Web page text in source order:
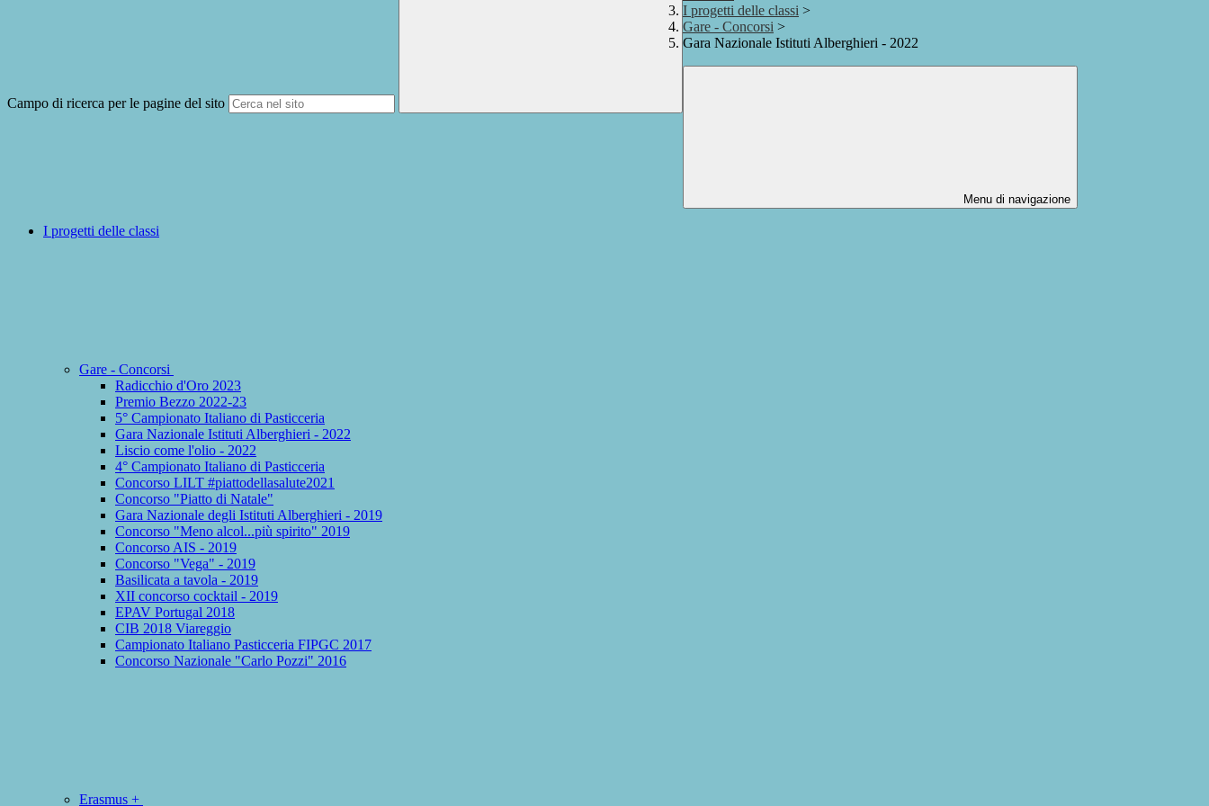
Campo di ricerca per le pagine del sito
I progetti delle classi >
Gare - Concorsi >
Gara Nazionale Istituti Alberghieri - 2022
Menu di navigazione
I progetti delle classi
Gare - Concorsi
Radicchio d'Oro 2023
Premio Bezzo 2022-23
5° Campionato Italiano di Pasticceria
Gara Nazionale Istituti Alberghieri - 2022
Liscio come l'olio - 2022
4° Campionato Italiano di Pasticceria
Concorso LILT #piattodellasalute2021
Concorso "Piatto di Natale"
Gara Nazionale degli Istituti Alberghieri - 2019
Concorso "Meno alcol...più spirito" 2019
Concorso AIS - 2019
Concorso "Vega" - 2019
Basilicata a tavola - 2019
XII concorso cocktail - 2019
EPAV Portugal 2018
CIB 2018 Viareggio
Campionato Italiano Pasticceria FIPGC 2017
Concorso Nazionale "Carlo Pozzi" 2016
Erasmus +